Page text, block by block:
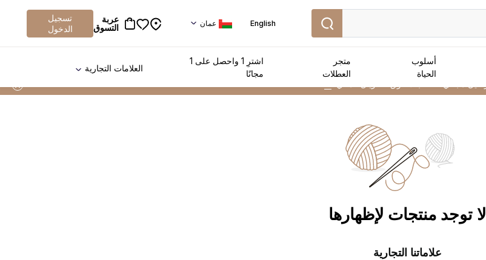
English عمان
عربة
التسوق
تسجيل
الدخول
أسلوب
الحياة
متجر
العطلات
اشترِ 1 واحصل على 1
مجانًا
العلامات التجارية
لا توجد منتجات لإظهارها
علاماتنا التجارية